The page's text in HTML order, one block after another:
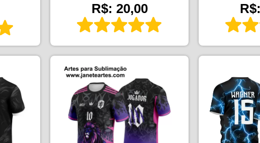
R$: 20,00